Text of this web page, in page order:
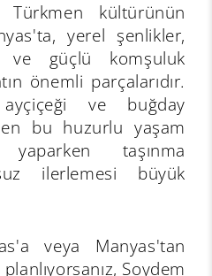
Türkmen kültürünün
yerel şenlikler,
ve güçlü komşuluk
önemli parçalarıdır.
ayçiçeği ve buğday
bu huzurlu yaşam
taşınma
ilerlemesi büyük
veya Manyas'tan
Soydem